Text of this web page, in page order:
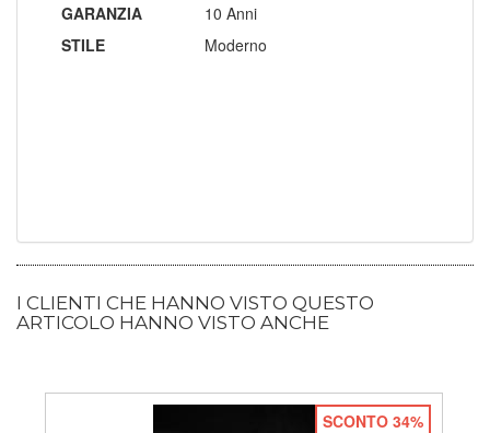
GARANZIA
10 Anni
STILE
Moderno
I CLIENTI CHE HANNO VISTO QUESTO
ARTICOLO HANNO VISTO ANCHE
SCONTO 34%